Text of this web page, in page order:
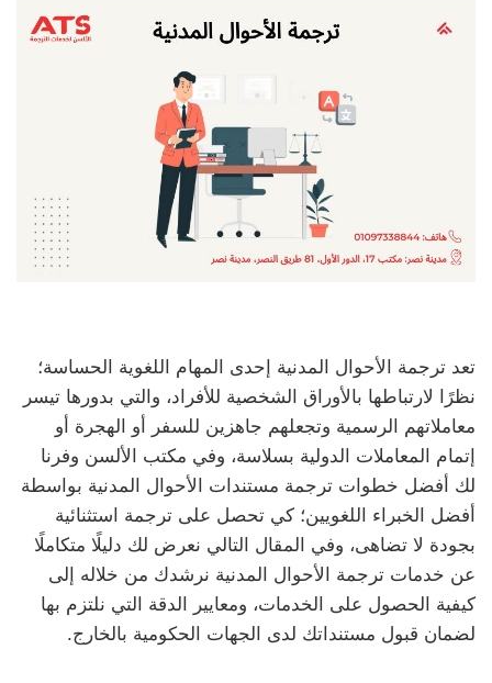
تعد ترجمة الأحوال المدنية إحدى المهام اللغوية الحساسة؛
نظرًا لارتباطها بالأوراق الشخصية للأفراد، والتي بدورها تيسر
معاملاتهم الرسمية وتجعلهم جاهزين للسفر أو الهجرة أو
إتمام المعاملات الدولية بسلاسة، وفي مكتب الألسن وفرنا
لك أفضل خطوات ترجمة مستندات الأحوال المدنية بواسطة
أفضل الخبراء اللغويين؛ كي تحصل على ترجمة استثنائية
بجودة لا تضاهى، وفي المقال التالي نعرض لك دليلًا متكاملًا
عن خدمات ترجمة الأحوال المدنية نرشدك من خلاله إلى
كيفية الحصول على الخدمات، ومعايير الدقة التي نلتزم بها
لضمان قبول مستنداتك لدى الجهات الحكومية بالخارج.